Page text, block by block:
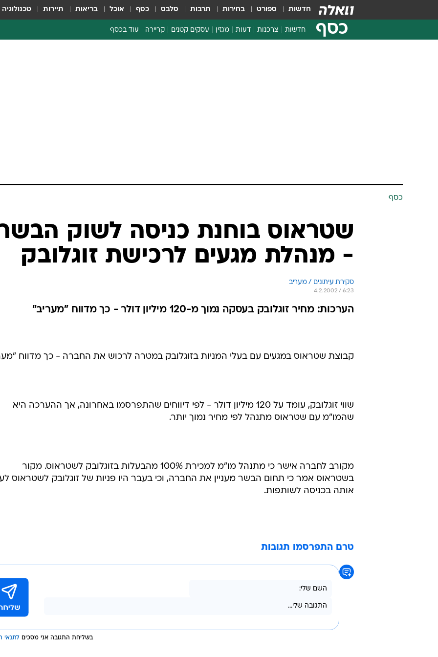
חדשות ספורט בחירות תרבות סלבס כסף אוכל בריאות תיירות טכנולוגיה
כסף חדשות צרכנות דעות מגזין עסקים קטנים קריירה עוד בכסף
כסף
שטראוס בוחנת כניסה לשוק
- מנהלת מגעים לרכישת זוגלובק
סקירת עיתונים / מעריב
4.2.2002 / 6:23
הערכות: מחיר זוגלובק בעסקה נמוך מ-120 מיליון דולר - כך מדווח "מעריב"
קבוצת שטראוס במגעים עם בעלי המניות בזוגלובק במטרה לרכוש את החברה - כך מדווח
שווי זוגלובק, עומד על 120 מיליון דולר - לפי דיווחים שהתפרסמו באחרונה, אך ההערכה היא
שהמו"מ עם שטראוס מתנהל לפי מחיר נמוך יותר.
מקורב לחברה אישר כי מתנהל מו"מ למכירת 100% מהבעלות בזוגלובק לשטראוס. מקור
בשטראוס אמר כי תחום הבשר מעניין את החברה, וכי בעבר היו פניות של זוגלובק לשטראוס
אותה בכניסה לשותפות.
טרם התפרסמו תגובות
בשליחת התגובה אני מסכים לתנאי